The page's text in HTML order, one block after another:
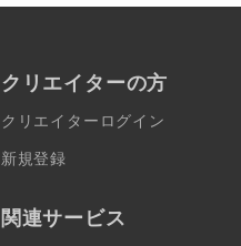
クリエイターの方
クリエイターログイン
新規登録
関連サービス